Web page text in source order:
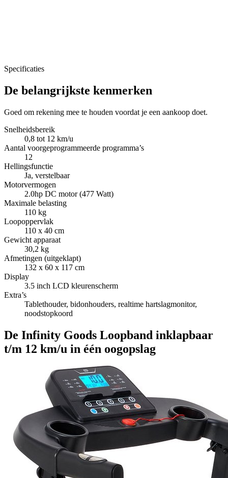
Specificaties
De belangrijkste kenmerken
Goed om rekening mee te houden voordat je een aankoop doet.
Snelheidsbereik
0,8 tot 12 km/u
Aantal voorgeprogrammeerde programma’s
12
Hellingsfunctie
Ja, verstelbaar
Motorvermogen
2.0hp DC motor (477 Watt)
Maximale belasting
110 kg
Loopoppervlak
110 x 40 cm
Gewicht apparaat
30,2 kg
Afmetingen (uitgeklapt)
132 x 60 x 117 cm
Display
3.5 inch LCD kleurenscherm
Extra’s
Tablethouder, bidonhouders, realtime hartslagmonitor,
noodstopkoord
De Infinity Goods Loopband inklapbaar
t/m 12 km/u in één oogopslag